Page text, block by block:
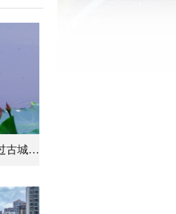
最佳观赏期已到！再不看，就错过古城夏天了！